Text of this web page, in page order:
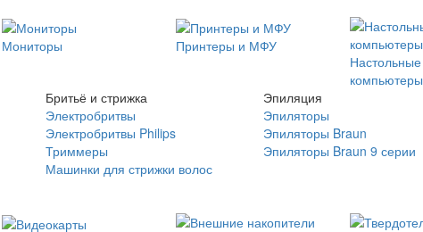
Мониторы
Принтеры и МФУ
Настольные
компьютеры
Бритьё и стрижка
Электробритвы
Электробритвы Philips
Триммеры
Машинки для стрижки волос
Эпиляция
Эпиляторы
Эпиляторы Braun
Эпиляторы Braun 9 серии